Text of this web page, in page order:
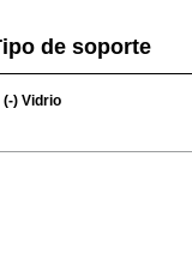
de soporte
(-) Vidrio